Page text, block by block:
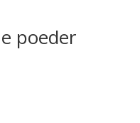
poeder